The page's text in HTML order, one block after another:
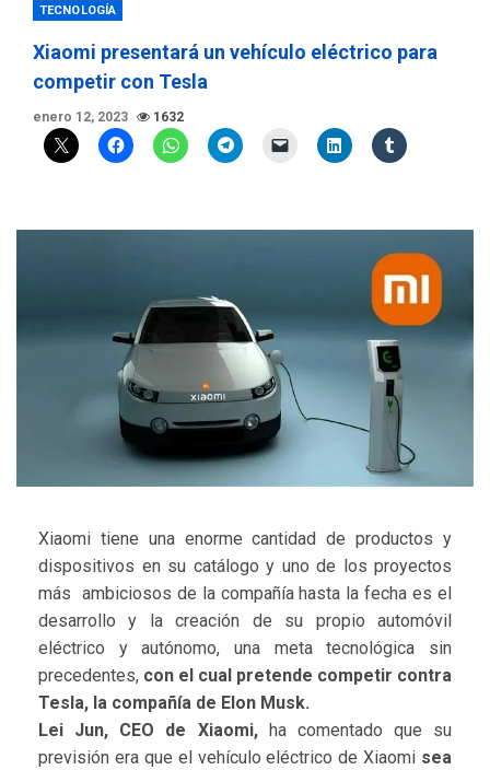
TECNOLOGÍA
Xiaomi presentará un vehículo eléctrico para
competir con Tesla
enero 12, 2023 1632
Xiaomi tiene una enorme cantidad de productos y
dispositivos en su catálogo y uno de los proyectos
más ambiciosos de la compañía hasta la fecha es el
desarrollo y la creación de su propio automóvil
eléctrico y autónomo, una meta tecnológica sin
precedentes, con el cual pretende competir contra
Tesla, la compañía de Elon Musk.
Lei Jun, CEO de Xiaomi,ha comentado que su
previsión era que el vehículo eléctrico de Xiaomi sea